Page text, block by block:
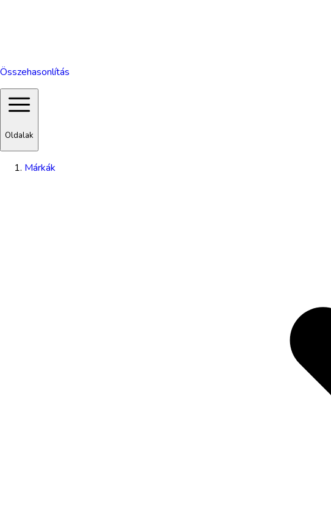
Összehasonlítás
Oldalak
Márkák